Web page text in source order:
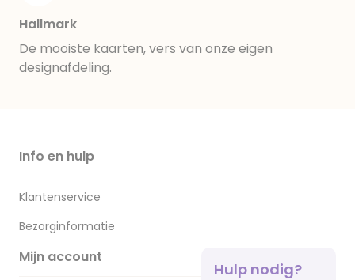
Hallmark
De mooiste kaarten, vers van onze eigen
designafdeling.
Info en hulp
Klantenservice
Bezorginformatie
Mijn account
Hulp nodig?